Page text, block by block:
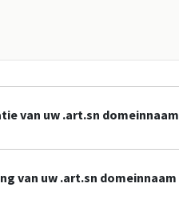
van uw .art.sn domeinnaam
van uw .art.sn domeinnaam